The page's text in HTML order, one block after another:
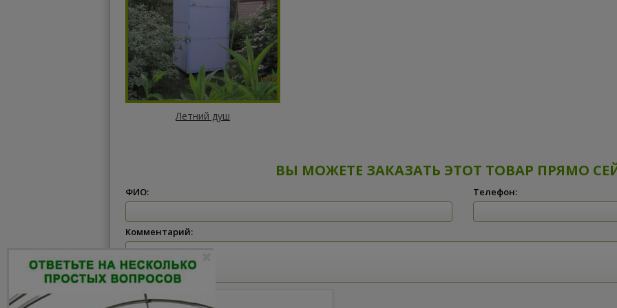
Летний душ
ВЫ МОЖЕТЕ ЗАКАЗАТЬ ЭТОТ ТОВАР ПРЯМО
ФИО: Телефон:
Комментарий: